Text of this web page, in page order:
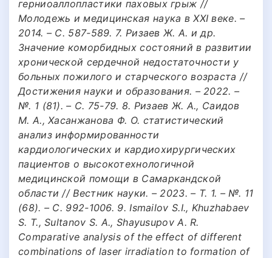
герниоаллопластики паховых грыж //
Молодежь и медицинская наука в XXI веке. –
2014. – С. 587-589. 7. Ризаев Ж. А. и др.
Значение коморбидных состояний в развитии
хронической сердечной недостаточности у
больных пожилого и старческого возраста //
Достижения науки и образования. – 2022. –
№. 1 (81). – С. 75-79. 8. Ризаев Ж. А., Саидов
М. А., Хасанжанова Ф. О. статистический
анализ информированности
кардиологических и кардиохирургических
пациентов о высокотехнологичной
медицинской помощи в Самаркандской
области // Вестник науки. – 2023. – Т. 1. – №. 11
(68). – С. 992-1006. 9. Ismailov S.I., Khuzhabaev
S. T., Sultanov S. A., Shayusupov A. R.
Сomparative analysis of the effect of different
combinations of laser irradiation to formation of